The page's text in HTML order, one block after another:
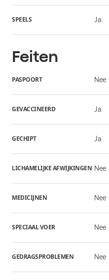
SPEELS Ja
Feiten
PASPOORT Nee
GEVACCINEERD Ja
GECHIPT Ja
LICHAMELIJKE AFWIJKINGEN Nee
MEDICIJNEN Nee
SPECIAAL VOER Nee
GEDRAGSPROBLEMEN Nee